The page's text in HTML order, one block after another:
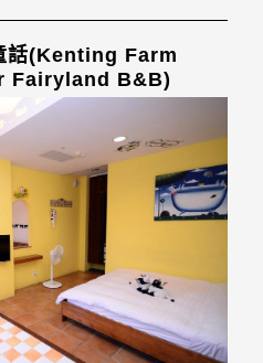
話(Kenting Farm
Fairyland B&B)